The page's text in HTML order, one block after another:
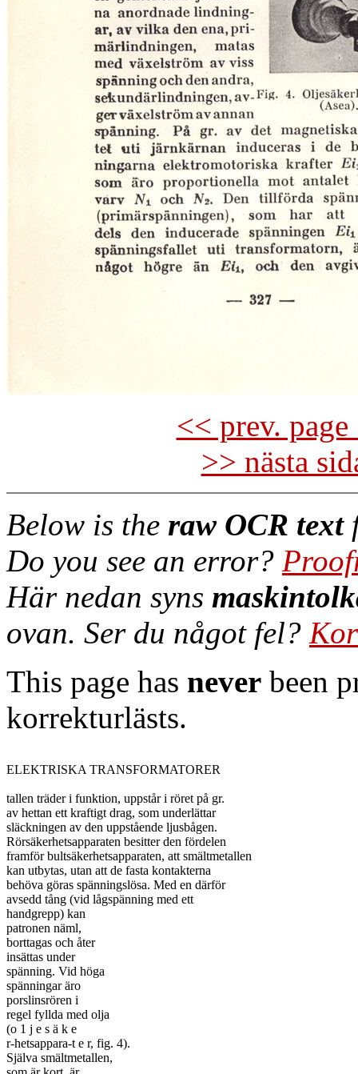
<< prev.
>> nästa
Below is the raw OCR text
Do you see an error?
Här nedan syns
ovan. Ser du något fel?
This page has never been
korrekturlästs.
ELEKTRISKA TRANSFORMATORER
tallen träder i funktion, uppstår i röret på gr.
av hettan ett kraftigt drag, som underlättar
släckningen av den uppstående ljusbågen.
Rörsäkerhetsapparaten besitter den fördelen
framför bultsäkerhetsapparaten, att smältmetallen
kan utbytas, utan att de fasta kontakterna
behöva göras spänningslösa. Med en därför
avsedd tång (vid lågspänning med ett
handgrepp) kan
patronen näml,
borttagas och åter
insättas under
spänning. Vid höga
spänningar äro
porslinsrören i
regel fyllda med olja
(o 1 j e s ä k e
r-hetsappara-t e r, fig. 4).
Själva smältmetallen,